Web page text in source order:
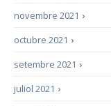
›
novembre 2021
›
octubre 2021
›
setembre 2021
›
juliol 2021